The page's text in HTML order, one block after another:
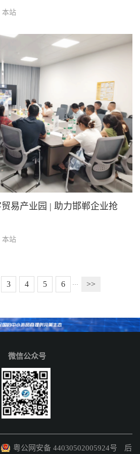
本站
易产业园 | 助力邯郸企业抢
本站
3 4 5 6 ··· >>
微信公众号
粤公网安备 44030502005924号 后